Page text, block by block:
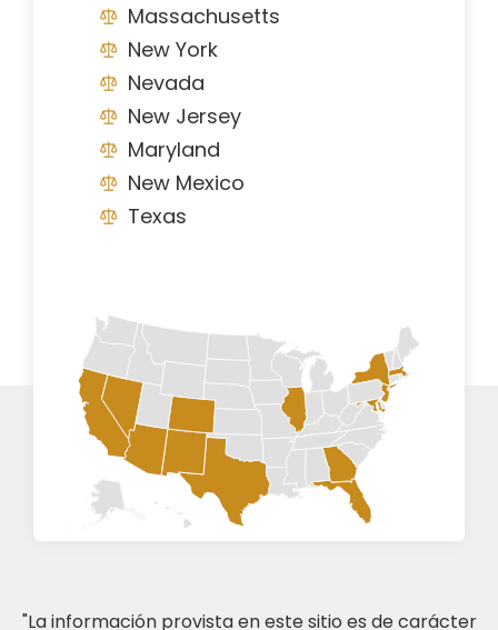
Massachusetts
New York
Nevada
New Jersey
Maryland
New Mexico
Texas
"La información provista en este sitio es de carácter